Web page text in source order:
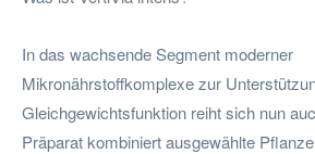
In das wachsende Segment moderner
Mikronährstoffkomplexe zur
Gleichgewichtsfunktion reiht sich nun
Präparat kombiniert ausgewählte